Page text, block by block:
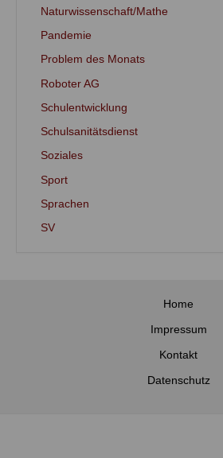
Naturwissenschaft/Mathe
Pandemie
Problem des Monats
Roboter AG
Schulentwicklung
Schulsanitätsdienst
Soziales
Sport
Sprachen
SV
Home
Impressum
Kontakt
Datenschutz